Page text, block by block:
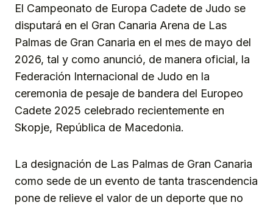
El Campeonato de Europa Cadete de Judo se
disputará en el Gran Canaria Arena de Las
Palmas de Gran Canaria en el mes de mayo del
2026, tal y como anunció, de manera oficial, la
Federación Internacional de Judo en la
ceremonia de pesaje de bandera del Europeo
Cadete 2025 celebrado recientemente en
Skopje, República de Macedonia.
La designación de Las Palmas de Gran Canaria
como sede de un evento de tanta trascendencia
pone de relieve el valor de un deporte que no